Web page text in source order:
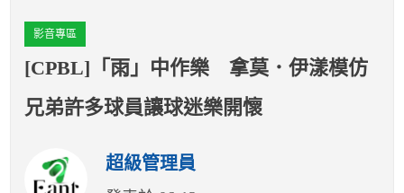
球隊數據
影音專區
[CPBL]「雨」中作樂 拿莫．伊漾模仿
兄弟許多球員讓球迷樂開懷
超級管理員